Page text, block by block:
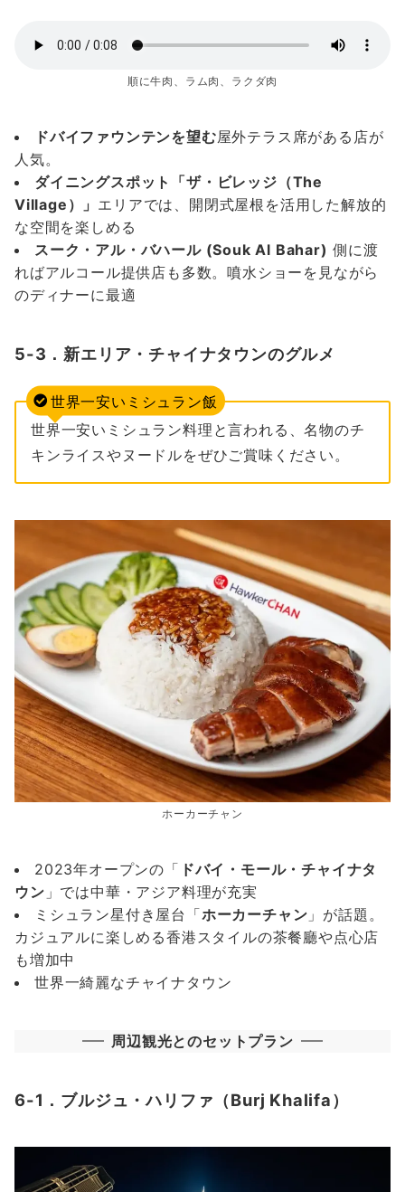
順に牛肉、ラム肉、ラクダ肉
ドバイファウンテンを望む屋外テラス席がある店が
人気。
ダイニングスポット「ザ・ビレッジ（The
Village）」 エリアでは、開閉式屋根を活用した解放的
な空間を楽しめる
スーク・アル・バハール (Souk Al Bahar) 側に渡
ればアルコール提供店も多数。噴水ショーを見ながら
のディナーに最適
5-3．新エリア・チャイナタウンのグルメ
世界一安いミシュラン飯
世界一安いミシュラン料理と言われる、名物のチ
キンライスやヌードルをぜひご賞味ください。
ホーカーチャン
2023年オープンの「 ドバイ・モール・チャイナタ
ウン 」では中華・アジア料理が充実
ミシュラン星付き屋台「ホーカーチャン 」が話題。
カジュアルに楽しめる香港スタイルの茶餐廳や点心店
も増加中
世界一綺麗なチャイナタウン
周辺観光とのセットプラン
6-1．ブルジュ・ハリファ（Burj Khalifa）